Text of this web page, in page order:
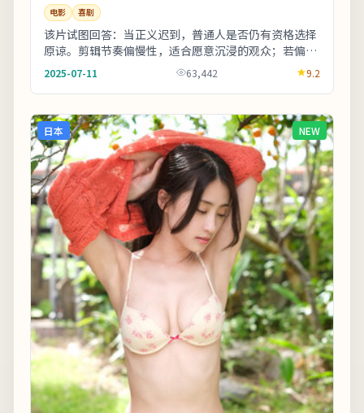
电影 喜剧
该片试图回答：当正义迟到，普通人是否仍有资格选择
原谅。剪辑节奏偏慢性，适合愿意沉浸的观众；若偏好
快节奏可酌情快进前半。适合晚间完整观看，配合大
屏...
2025-07-11 63,442 9.2
日本 NEW